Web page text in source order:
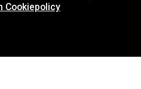
Cookiepolicy